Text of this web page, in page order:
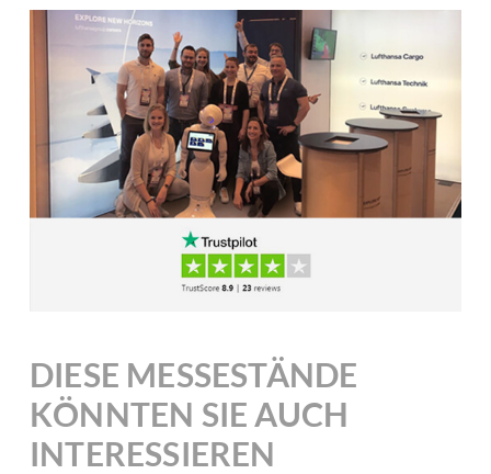
DIESE MESSESTÄNDE
KÖNNTEN SIE AUCH
INTERESSIEREN